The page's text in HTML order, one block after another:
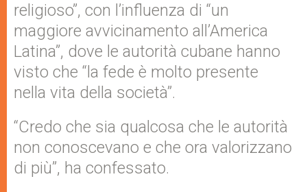
religioso”, con l’influenza di “un
maggiore avvicinamento all’America
Latina”, dove le autorità cubane hanno
visto che “la fede è molto presente
nella vita della società”.
“Credo che sia qualcosa che le autorità
non conoscevano e che ora valorizzano
di più”, ha confessato.